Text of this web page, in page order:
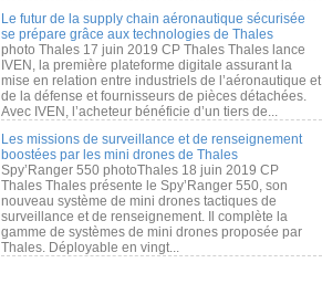
Le futur de la supply chain aéronautique sécurisée
se prépare grâce aux technologies de Thales
photo Thales 17 juin 2019 CP Thales Thales lance
IVEN, la première plateforme digitale assurant la
mise en relation entre industriels de l’aéronautique et
de la défense et fournisseurs de pièces détachées.
Avec IVEN, l’acheteur bénéficie d’un tiers de...
Les missions de surveillance et de renseignement
boostées par les mini drones de Thales
Spy’Ranger 550 photoThales 18 juin 2019 CP
Thales Thales présente le Spy’Ranger 550, son
nouveau système de mini drones tactiques de
surveillance et de renseignement. Il complète la
gamme de systèmes de mini drones proposée par
Thales. Déployable en vingt...